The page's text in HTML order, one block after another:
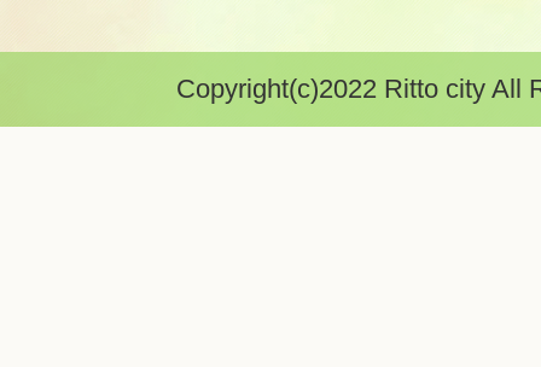
Copyright(c)2022 Ritto city All